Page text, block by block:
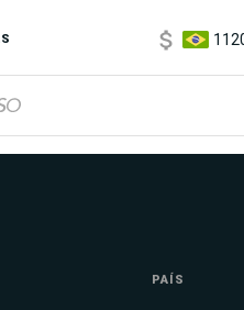
3,6/
PAÍS